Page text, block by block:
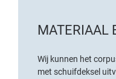
MATERIAAL
Wij kunnen het
met schuifdeksel